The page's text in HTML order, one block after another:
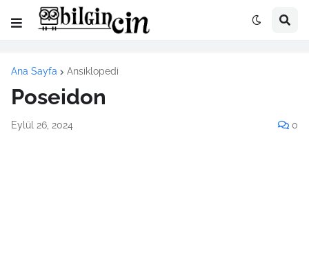
Ana Sayfa Ansiklopedi
Poseidon
Eylül 26, 2024 0